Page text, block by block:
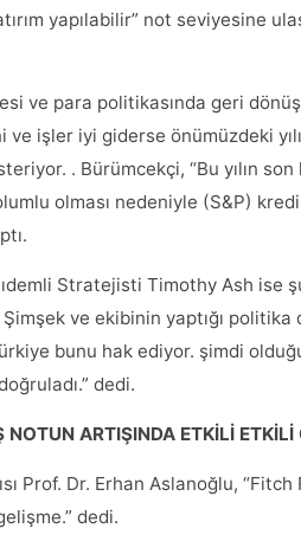
yapılabilir” not seviyesine
ve para politikasında geri dönüş
işler iyi giderse önümüzdeki
. Bürümcekçi, “Bu yılın son
olması nedeniyle (S&P)
Stratejisti Timothy Ash ise
ve ekibinin yaptığı
bunu hak ediyor. şimdi
dedi.
NOTUN ARTIŞINDA ETKİLİ ETKİLİ
Prof. Dr. Erhan Aslanoğlu,
dedi.